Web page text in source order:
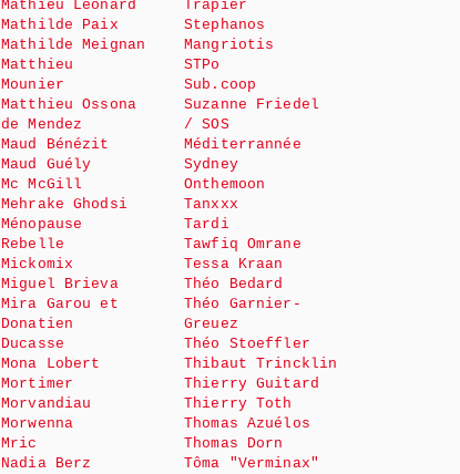
Mathieu Léonard
Mathilde Paix
Mathilde Meignan
Matthieu
Mounier
Matthieu Ossona
de Mendez
Maud Bénézit
Maud Guély
Mc McGill
Mehrake Ghodsi
Ménopause
Rebelle
Mickomix
Miguel Brieva
Mira Garou et
Donatien
Ducasse
Mona Lobert
Mortimer
Morvandiau
Morwenna
Mric
Nadia Berz
Trapier
Stephanos
Mangriotis
STPo
Sub.coop
Suzanne Friedel
/ SOS
Méditerrannée
Sydney
Onthemoon
Tanxxx
Tardi
Tawfiq Omrane
Tessa Kraan
Théo Bedard
Théo Garnier-
Greuez
Théo Stoeffler
Thibaut Trincklin
Thierry Guitard
Thierry Toth
Thomas Azuélos
Thomas Dorn
Tôma "Verminax"